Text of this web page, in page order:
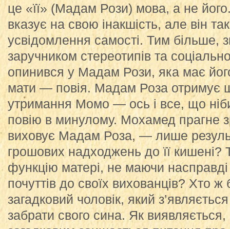
це «її» (Мадам Рози) мова, а не
вказує на свою інакшість, але він
усвідомлення самості. Тим більше,
заручником стереотипів та
опинився у Мадам Рози, яка має
мати — повія. Мадам Роза отримує
утримання Момо — ось і все, що
повію в минулому. Мохамед прагне
виховує Мадам Роза, — лише
грошових надходжень до її кишені?
функцію матері, не маючи
почуттів до своїх вихованців? Хто
загадковий чоловік, який
забрати свого сина. Як